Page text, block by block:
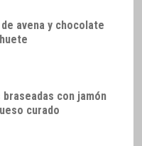
avena y chocolate
con jamón
curado